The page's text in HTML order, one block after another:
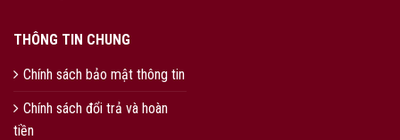
THÔNG TIN CHUNG
Chính sách bảo mật thông tin
Chính sách đổi trả và hoàn
tiền